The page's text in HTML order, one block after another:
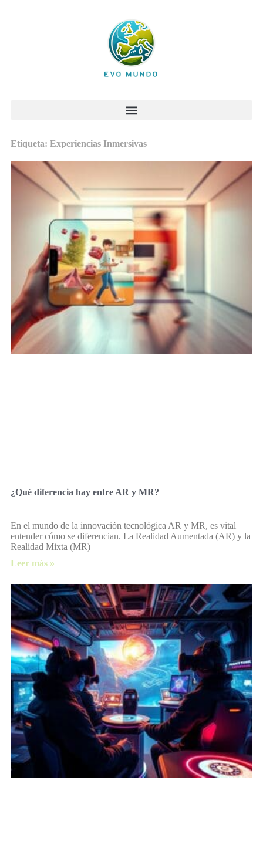
Etiqueta: Experiencias Inmersivas
¿Qué diferencia hay entre AR y MR?
En el mundo de la innovación tecnológica AR y MR, es vital
entender cómo se diferencian. La Realidad Aumentada (AR) y la
Realidad Mixta (MR)
Leer más »